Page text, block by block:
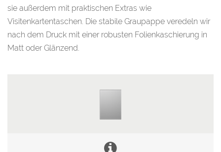
sie außerdem mit praktischen Extras wie
Visitenkartentaschen. Die stabile Graupappe veredeln wir
nach dem Druck mit einer robusten Folienkaschierung in
Matt oder Glänzend.